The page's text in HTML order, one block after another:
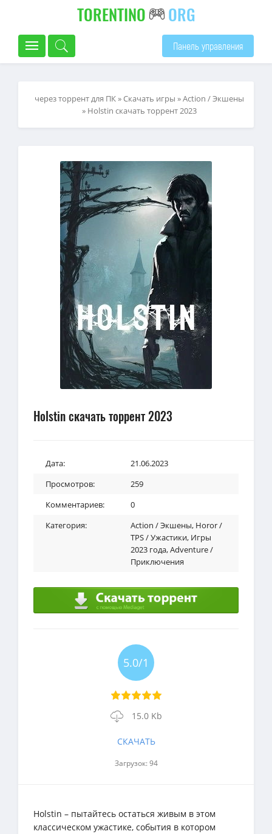
TORENTINO ORG
Панель управления
через торрент для ПК»Скачать игры »Action / Экшены
» Holstin скачать торрент 2023
Holstin скачать торрент 2023
Дата:
21.06.2023
Просмотров:
259
Комментариев:
0
Категория:
Action / Экшены, Horor /
TPS / Ужастики, Игры
2023 года,Adventure /
Приключения
5.0/1
15.0 Kb
СКАЧАТЬ
Загрузок: 94
Holstin – пытайтесь остаться живым в этом
классическом ужастике, события в котором